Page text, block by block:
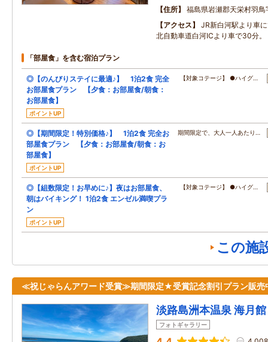
住所
福島県岩瀬郡天栄村羽鳥
アクセス
JR新白河駅より車
北自動車道白河ICより車で30分。
「部屋食」を含む宿泊プラン
◎【のんびりステイに最適♪】 1泊2食 完全
お部屋食プラン 【夕食：お部屋食/朝食：
お部屋食】
ポイントUP
【対象コテージ】 ●ハイグ…
◎【期間限定！特別価格♪】 1泊2食 完全お
部屋食プラン 【夕食：お部屋食/朝食：お
部屋食】
ポイントUP
期間限定で、大人一人あたり…
◎【組数限定！お早めに♪】夜はお部屋食、
朝はバイキング！ 1泊2食 エンゼル満喫プラ
ン
ポイントUP
【対象コテージ】 ●ハイグ…
この施
≪祝じゃらんアワード受賞≫期間限定★受賞記念割引プラン販売
淡路島洲本温泉 海月館
フォトギャラリー